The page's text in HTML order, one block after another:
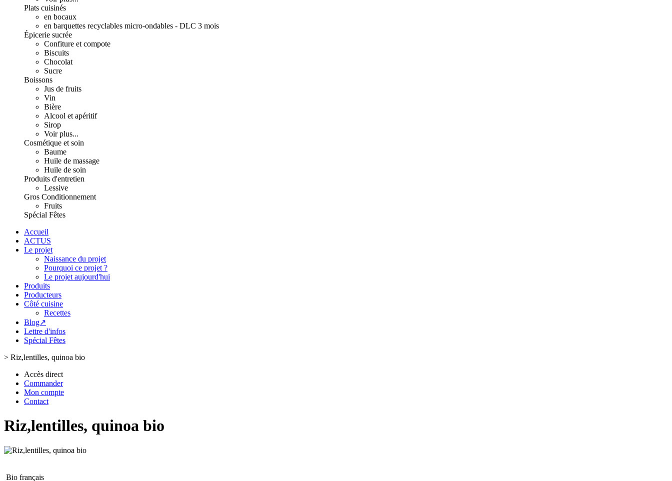
Plats cuisinés
en bocaux
en barquettes recyclables micro-ondables - DLC 3 mois
Épicerie sucrée
Confiture et compote
Biscuits
Chocolat
Sucre
Boissons
Jus de fruits
Vin
Bière
Alcool et apéritif
Sirop
Voir plus...
Cosmétique et soin
Baume
Huile de massage
Huile de soin
Produits d'entretien
Lessive
Gros Conditionnement
Fruits
Spécial Fêtes
Accueil
ACTUS
Le projet
Naissance du projet
Pourquoi ce projet ?
Le projet aujourd'hui
Produits
Producteurs
Côté cuisine
Recettes
Blog↗
Lettre d'infos
Spécial Fêtes
> Riz,lentilles, quinoa bio
Accès direct
Commander
Mon compte
Contact
Riz,lentilles, quinoa bio
Bio français